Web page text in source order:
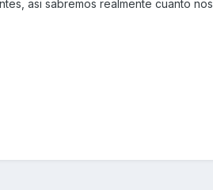
asi sabremos realmente cuanto nos